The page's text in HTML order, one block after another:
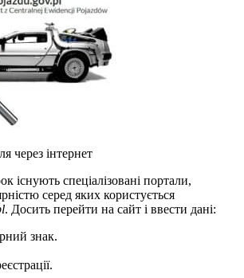
через інтернет
існують спеціалізовані портали,
серед яких користується
. Досить перейти на сайт і ввести дані:
знак.